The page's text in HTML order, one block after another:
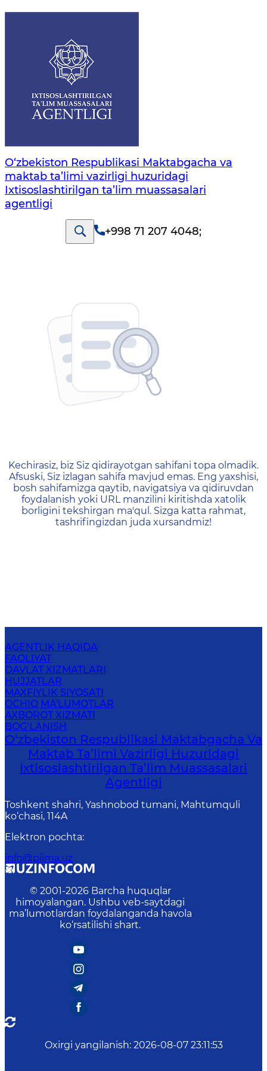
O‘zbekiston Respublikasi Maktabgacha va
maktab ta’limi vazirligi huzuridagi
Ixtisoslashtirilgan ta’lim muassasalari
agentligi
+998 71 207 4048;
404 — Страница не
Kechirasiz, biz Siz qidirayotgan sahifani topa olmadik.
Afsuski, Siz izlagan sahifa mavjud emas. Eng yaxshisi,
bosh sahifamizga qaytib, navigatsiya va qidiruvdan
foydalanish yoki URL manzilini kiritishda xatolik
borligini tekshirgan ma'qul. Sizga katta rahmat,
tashrifingizdan juda xursandmiz!
AGENTLIK HAQIDA
FAOLIYAT
DAVLAT XIZMATLARI
HUJJATLAR
MAXFIYLIK SIYOSATI
OCHIQ MA'LUMOTLAR
AXBOROT XIZMATI
BOG‘LANISH
O‘zbekiston Respublikasi Maktabgacha Va
Maktab Ta’limi Vazirligi Huzuridagi
Ixtisoslashtirilgan Ta’lim Muassasalari
Agentligi
Toshkent shahri, Yashnobod tumani, Mahtumquli
ko‘chasi, 114A
Elektron pochta:
info@piima.uz
© 2001-2026 Barcha huquqlar
himoyalangan. Ushbu veb-saytdagi
ma’lumotlardan foydalanganda havola
ko‘rsatilishi shart.
Oxirgi yangilanish: 2026-08-07 23:11:53